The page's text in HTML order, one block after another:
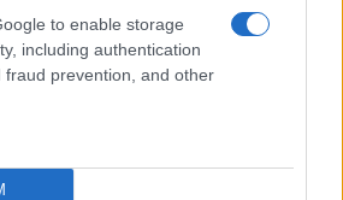
to enable storage
including authentication
fraud prevention, and other
domestico adorabile e divertente, ma
2023